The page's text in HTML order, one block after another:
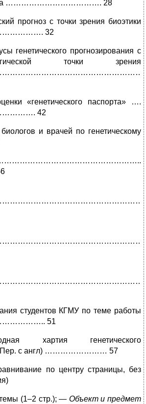
………………………………. 28
прогноз с точки зрения биоэтики
32
генетического прогнозирования с
точки зрения
«генетического паспорта» ….
42
и врачей по генетическому
студентов КГМУ по теме работы
51
хартия генетического
(Пер. с англ) …………………… 57
по центру страницы, без
(1–2 стр.); — Объект и предмет